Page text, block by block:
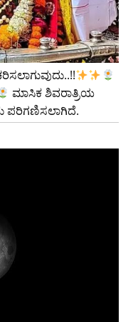
ಮಾಸಿಕ ಶಿವರಾತ್ರಿಯ
ಪರಿಗಣಿಸಲಾಗಿದೆ.